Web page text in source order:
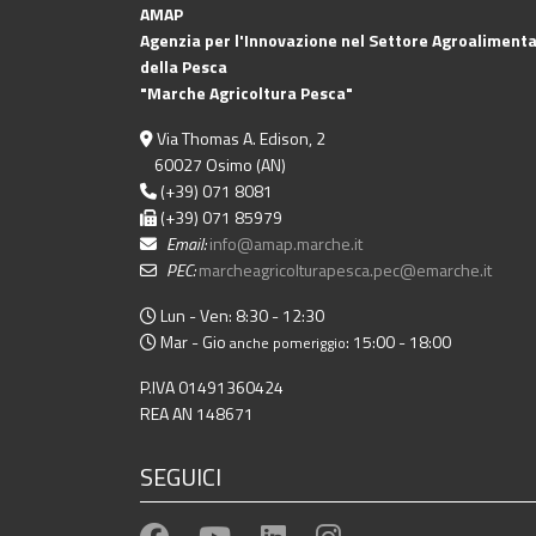
AMAP
Agenzia per l'Innovazione nel Settore
della Pesca
"Marche Agricoltura Pesca"
Via Thomas A. Edison, 2
60027 Osimo (AN)
(+39) 071 8081
(+39) 071 85979
Email:info@amap.marche.it
PEC:marcheagricolturapesca.pec@emarche.it
Lun - Ven: 8:30 - 12:30
Mar - Gio anche pomeriggio: 15:00 - 18:00
P.IVA 01491360424
REA AN 148671
SEGUICI